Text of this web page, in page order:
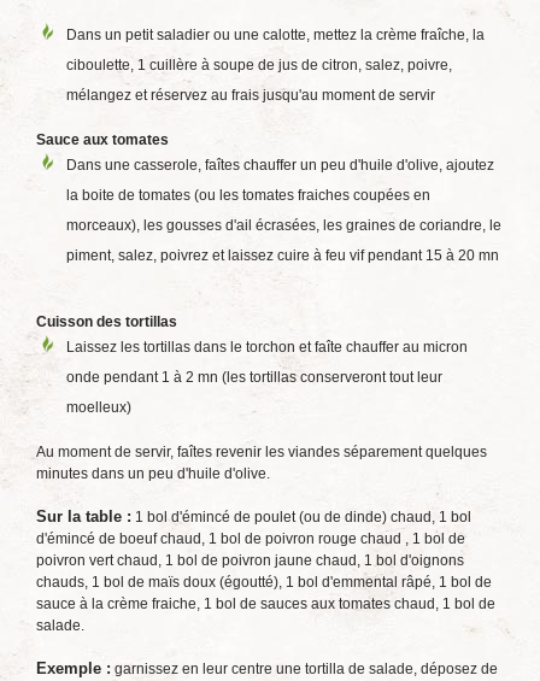
Dans un petit saladier ou une calotte, mettez la crème fraîche, la
ciboulette, 1 cuillère à soupe de jus de citron, salez, poivre,
mélangez et réservez au frais jusqu'au moment de servir
Sauce aux tomates
Dans une casserole, faîtes chauffer un peu d'huile d'olive, ajoutez
la boite de tomates (ou les tomates fraiches coupées en
morceaux), les gousses d'ail écrasées, les graines de coriandre, le
piment, salez, poivrez et laissez cuire à feu vif pendant 15 à 20 mn
Cuisson des tortillas
Laissez les tortillas dans le torchon et faîte chauffer au micron
onde pendant 1 à 2 mn (les tortillas conserveront tout leur
moelleux)
Au moment de servir, faîtes revenir les viandes séparement quelques
minutes dans un peu d'huile d'olive.
Sur la table : 1 bol d'émincé de poulet (ou de dinde) chaud, 1 bol
d'émincé de boeuf chaud, 1 bol de poivron rouge chaud , 1 bol de
poivron vert chaud, 1 bol de poivron jaune chaud, 1 bol d'oignons
chauds, 1 bol de maïs doux (égoutté), 1 bol d'emmental râpé, 1 bol de
sauce à la crème fraiche, 1 bol de sauces aux tomates chaud, 1 bol de
salade.
Exemple : garnissez en leur centre une tortilla de salade, déposez de